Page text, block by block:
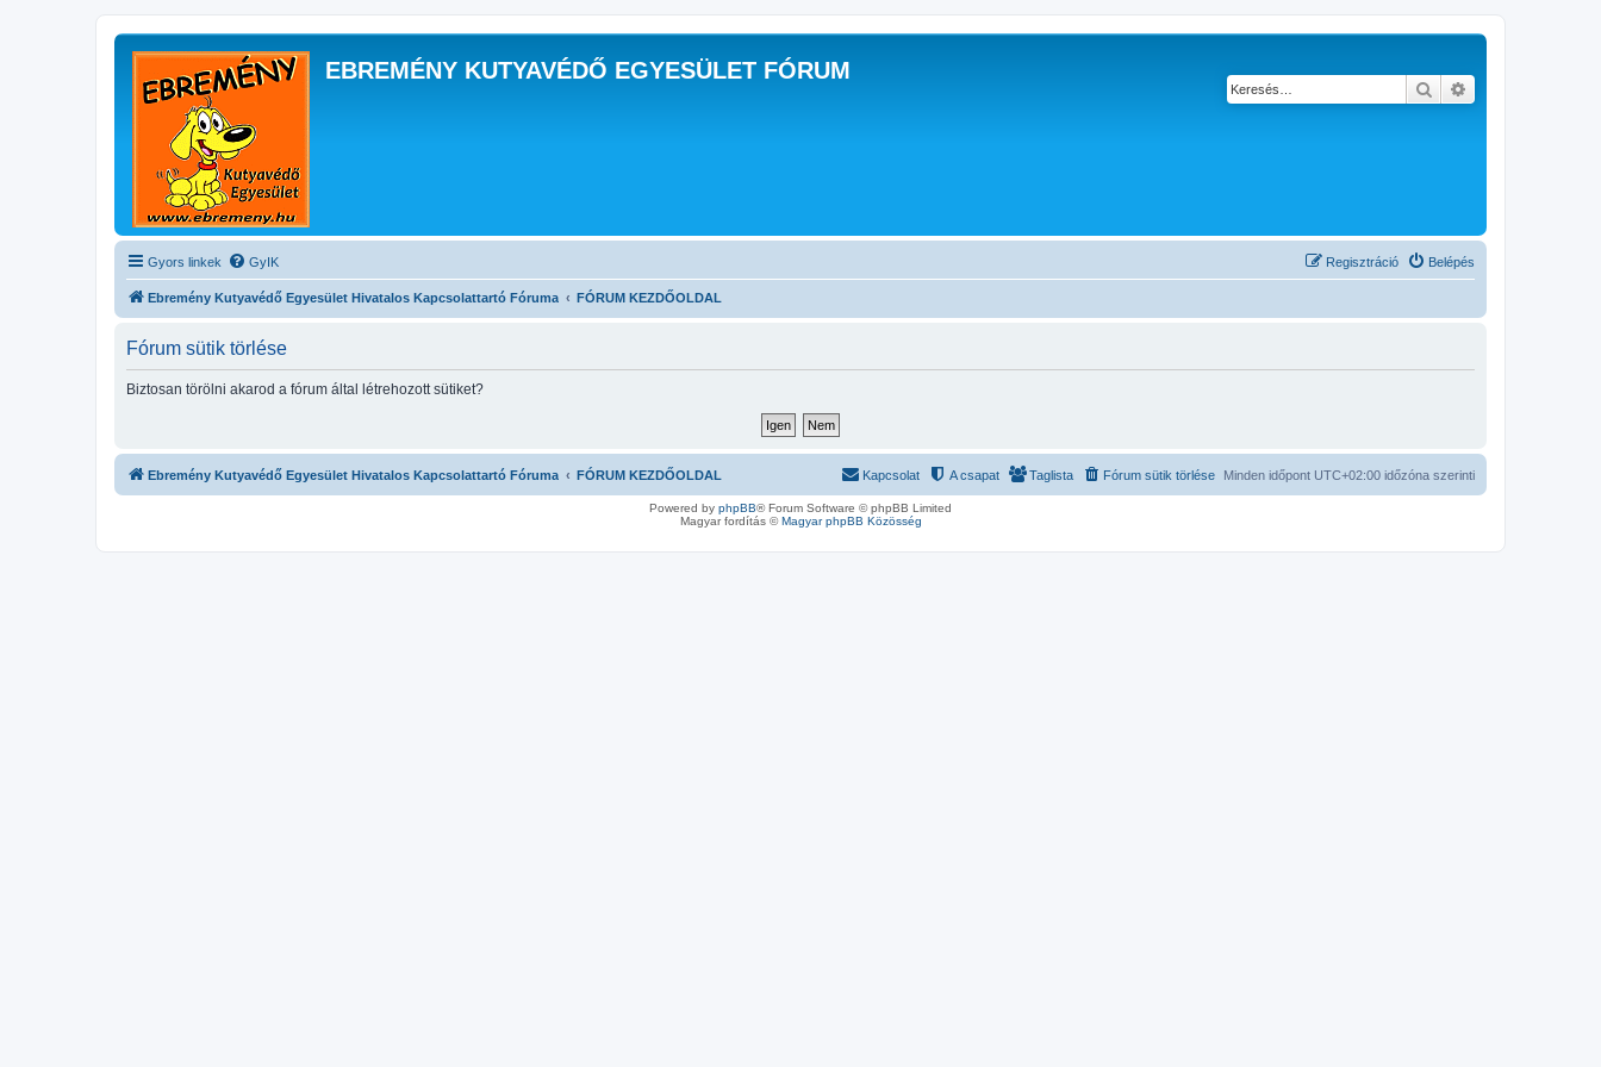
EBREMÉNY KUTYAVÉDŐ EGYESÜLET FÓRUM
Keresés
Gyors linkek GyIK Belépés
Regisztráció
Ebremény Kutyavédő Egyesület Hivatalos Kapcsolattartó Fóruma FÓRUM KEZDŐOLDAL
Fórum sütik törlése
Biztosan törölni akarod a fórum által létrehozott sütiket?
Ebremény Kutyavédő Egyesület Hivatalos Kapcsolattartó Fóruma FÓRUM KEZDŐOLDAL Minden időpont UTC+02:00 időzóna szerinti
Fórum sütik törlése
Taglista
A csapat
Kapcsolat
Powered by phpBB® Forum Software © phpBB Limited
Magyar fordítás ©Magyar phpBB Közösség